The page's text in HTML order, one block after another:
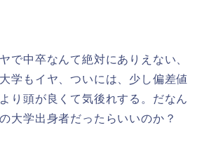
で中卒なんて絶対にありえない、
学もイヤ、ついには、少し偏差値
り頭が良くて気後れする。だなん
大学出身者だったらいいのか？